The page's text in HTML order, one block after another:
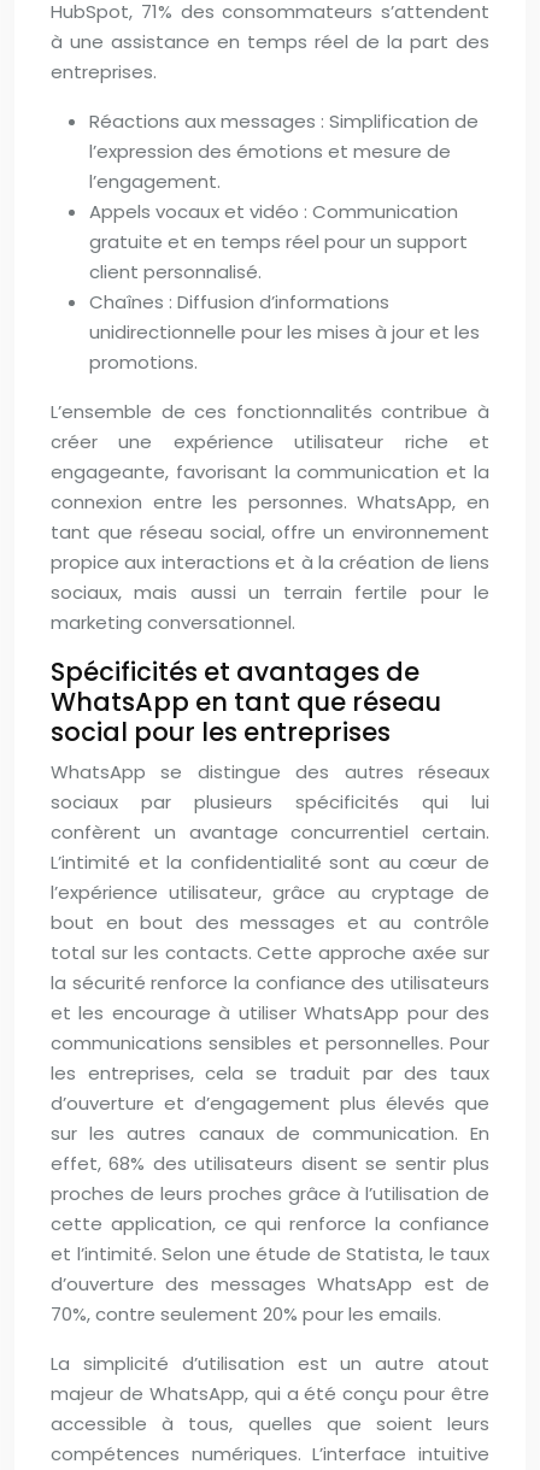
HubSpot, 71% des consommateurs s’attendent
à une assistance en temps réel de la part des
entreprises.
Réactions aux messages : Simplification de
l’expression des émotions et mesure de
l’engagement.
Appels vocaux et vidéo : Communication
gratuite et en temps réel pour un support
client personnalisé.
Chaînes : Diffusion d’informations
unidirectionnelle pour les mises à jour et les
promotions.
L’ensemble de ces fonctionnalités contribue à
créer une expérience utilisateur riche et
engageante, favorisant la communication et la
connexion entre les personnes. WhatsApp, en
tant que réseau social, offre un environnement
propice aux interactions et à la création de liens
sociaux, mais aussi un terrain fertile pour le
marketing conversationnel.
Spécificités et avantages de
WhatsApp en tant que réseau
social pour les entreprises
WhatsApp se distingue des autres réseaux
sociaux par plusieurs spécificités qui lui
confèrent un avantage concurrentiel certain.
L’intimité et la confidentialité sont au cœur de
l’expérience utilisateur, grâce au cryptage de
bout en bout des messages et au contrôle
total sur les contacts. Cette approche axée sur
la sécurité renforce la confiance des utilisateurs
et les encourage à utiliser WhatsApp pour des
communications sensibles et personnelles. Pour
les entreprises, cela se traduit par des taux
d’ouverture et d’engagement plus élevés que
sur les autres canaux de communication. En
effet, 68% des utilisateurs disent se sentir plus
proches de leurs proches grâce à l’utilisation de
cette application, ce qui renforce la confiance
et l’intimité. Selon une étude de Statista, le taux
d’ouverture des messages WhatsApp est de
70%, contre seulement 20% pour les emails.
La simplicité d’utilisation est un autre atout
majeur de WhatsApp, qui a été conçu pour être
accessible à tous, quelles que soient leurs
compétences numériques. L’interface intuitive